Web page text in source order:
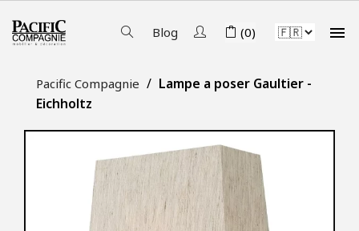
Blog (0) 
Pacific Compagnie
Lampe a poser Gaultier -
Eichholtz